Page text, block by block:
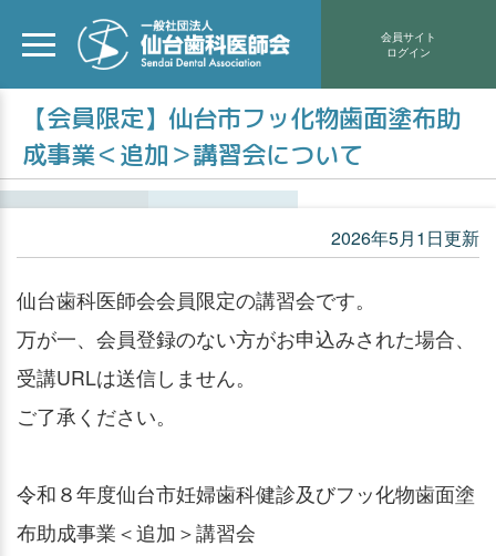
会員サイト
ログイン
【会員限定】仙台市フッ化物歯面塗布助
成事業＜追加＞講習会について
2026年5月1日更新
仙台歯科医師会会員限定の講習会です。
万が一、会員登録のない方がお申込みされた場合、
受講URLは送信しません。
ご了承ください。
令和８年度仙台市妊婦歯科健診及びフッ化物歯面塗
布助成事業＜追加＞講習会